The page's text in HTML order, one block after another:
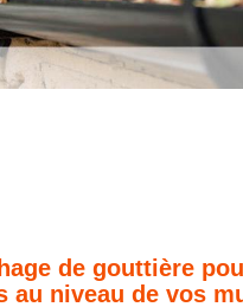
de gouttière
au niveau de vos